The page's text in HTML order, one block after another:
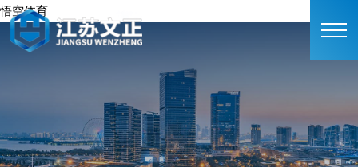
悟空体育